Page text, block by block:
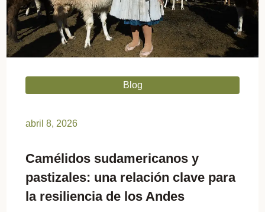
Blog
abril 8, 2026
Camélidos sudamericanos y
pastizales: una relación clave para
la resiliencia de los Andes